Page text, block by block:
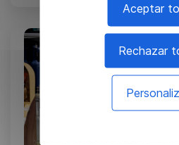
Aceptar
Rechazar